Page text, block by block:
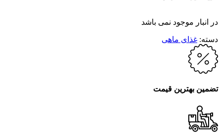
در انبار موجود نمی باشد
دسته: غذای ماهی
تضمین بهترین قیمت